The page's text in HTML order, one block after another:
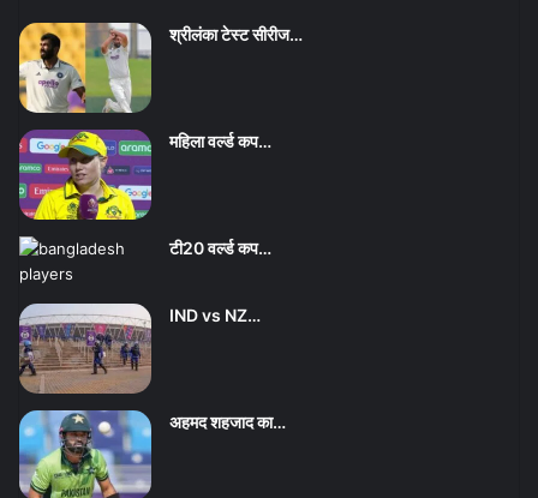
श्रीलंका टेस्ट सीरीज…
महिला वर्ल्ड कप…
टी20 वर्ल्ड कप…
IND vs NZ…
अहमद शहजाद का…